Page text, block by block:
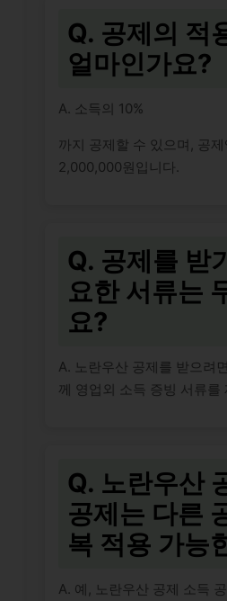
Q. 공제의 적
얼마인가요?
A. 소득의 10%
까지 공제할 수 있으며, 공
2,000,000원입니다.
Q. 공제를 받
요한 서류는
요?
A. 노란우산 공제를 받으려
께 영업외 소득 증빙 서류를
Q. 노란우산
공제는 다른
복 적용 가능
A. 예, 노란우산 공제 소득